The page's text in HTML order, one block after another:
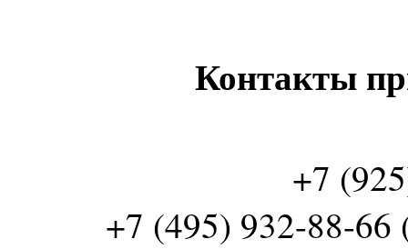
Контакты
+7
+7 (495) 932-88-66